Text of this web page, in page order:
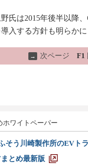
氏は2015年後半以降
入する方針も明らかに
→ 次ページ F1
ホワイトペーパー
そう川崎製作所のEVト
とめ最新版